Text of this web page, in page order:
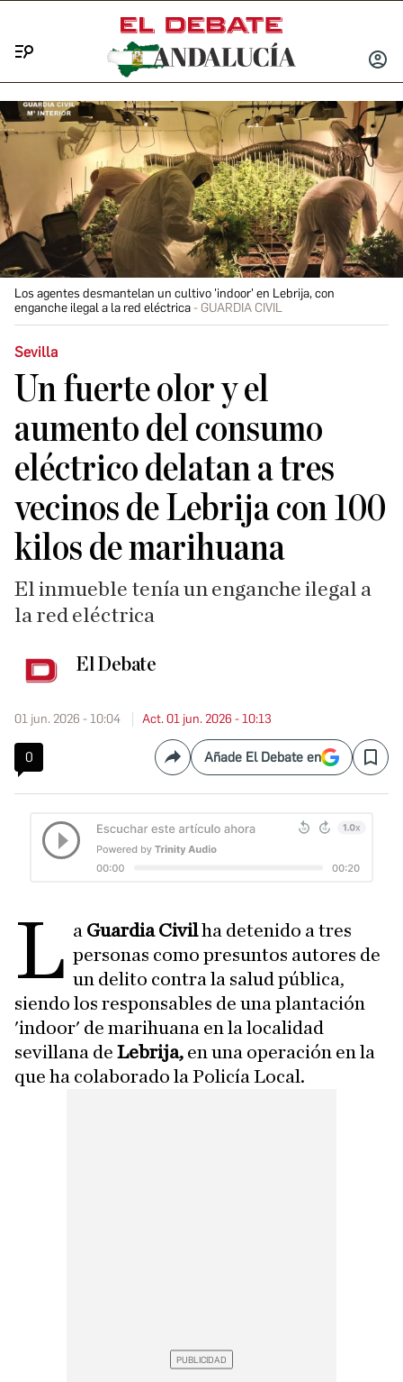
INICIAR
Los agentes desmantelan un cultivo 'indoor' en Lebrija, con
enganche ilegal a la red eléctrica
GUARDIA CIVIL
Sevilla
Un fuerte olor y el
aumento del consumo
eléctrico delatan a tres
vecinos de Lebrija con 100
kilos de marihuana
El inmueble tenía un enganche ilegal a
la red eléctrica
El Debate
01 jun. 2026 - 10:04 Act. 01 jun. 2026 - 10:13
0 CompartirAñade El Debate en Save
L a Guardia Civilha detenido a tres
personas como presuntos autores de
un delito contra la salud pública,
siendo los responsables de una plantación
'indoor' de marihuana en la localidad
sevillana de Lebrija, en una operación en la
que ha colaborado la Policía Local.